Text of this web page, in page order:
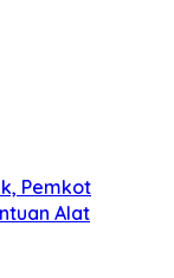
Pemkot
Alat